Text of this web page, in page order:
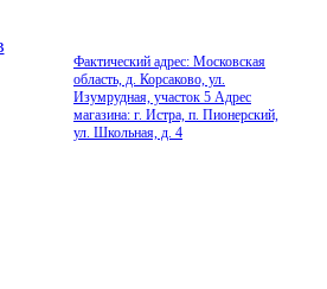
Фактический адрес: Московская
область, д. Корсаково, ул.
Изумрудная, участок 5 Адрес
магазина: г. Истра, п. Пионерский,
ул. Школьная, д. 4